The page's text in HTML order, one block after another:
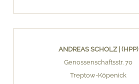
ANDREAS SCHOLZ | (HPP)
Genossenschaftsstr. 70
Treptow-Köpenick